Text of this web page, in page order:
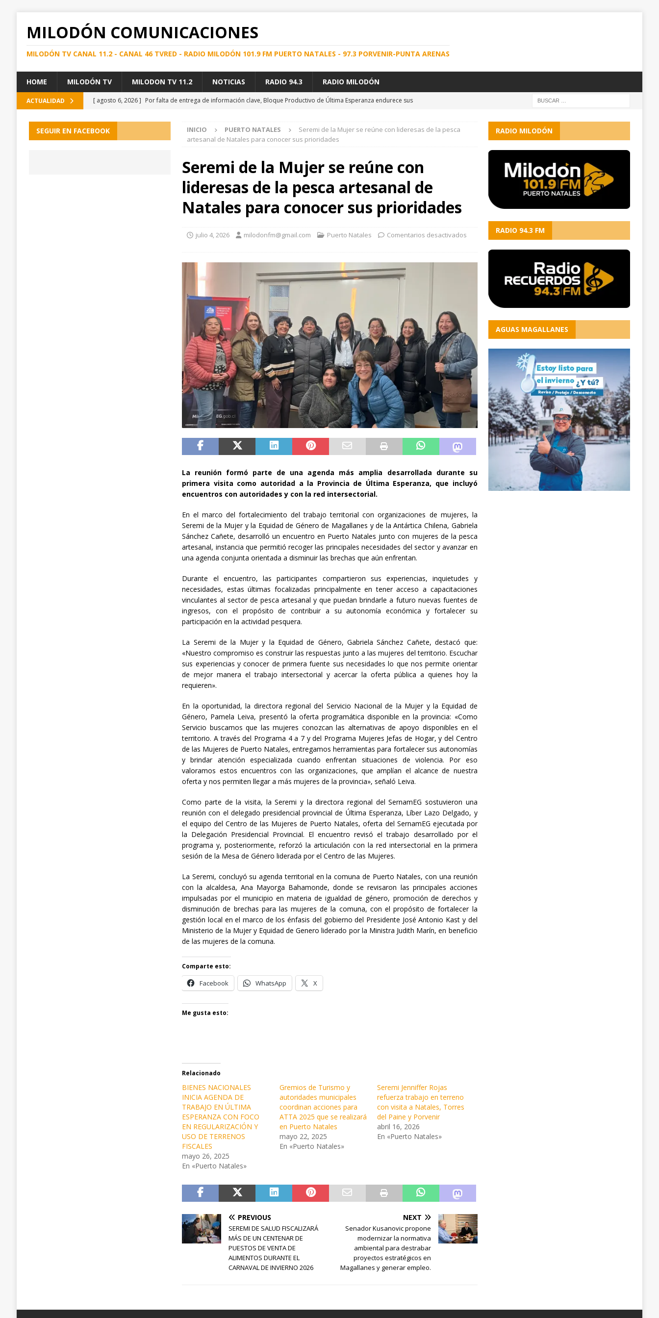
MILODÓN COMUNICACIONES
MILODÓN TV CANAL 11.2 - CANAL 46 TVRED - RADIO MILODÓN 101.9 FM PUERTO NATALES - 97.3 PORVENIR-PUNTA ARENAS
HOME MILODÓN TV MILODON TV 11.2 NOTICIAS RADIO 94.3 RADIO MILODÓN
ACTUALIDAD [ agosto 6, 2026 ] Por falta de entrega de información clave, Bloque Productivo de Última Esperanza endurece sus
[ agosto 6, 2026 ]
Detienen en los canales australes a prófugo por delito de explotación sexual
PUNTA ARENAS
Incorporando necesidades de la comunidad, se dio inicio a nuevo servicio terrestre que une
PUERTO NATALES
MTT INFORMA CONTINUIDAD DEL SERVICIO MARÍTIMO SUBSIDIADO AYSÉN – MAGALLANES
INICIO PUERTO NATALES
Seremi de la Mujer se reúne con lideresas de la pesca
artesanal de Natales para conocer sus prioridades
Seremi de la Mujer se reúne con
lideresas de la pesca artesanal de
Natales para conocer sus prioridades
julio 4, 2026 milodonfm@gmail.com Puerto Natales Comentarios desactivados
La reunión formó parte de una agenda más amplia desarrollada durante su
primera visita como autoridad a la Provincia de Última Esperanza, que incluyó
encuentros con autoridades y con la red intersectorial.
En el marco del fortalecimiento del trabajo territorial con organizaciones de mujeres, la
Seremi de la Mujer y la Equidad de Género de Magallanes y de la Antártica Chilena, Gabriela
Sánchez Cañete, desarrolló un encuentro en Puerto Natales junto con mujeres de la pesca
artesanal, instancia que permitió recoger las principales necesidades del sector y avanzar en
una agenda conjunta orientada a disminuir las brechas que aún enfrentan.
Durante el encuentro, las participantes compartieron sus experiencias, inquietudes y
necesidades, estas últimas focalizadas principalmente en tener acceso a capacitaciones
vinculantes al sector de pesca artesanal y que puedan brindarle a futuro nuevas fuentes de
ingresos, con el propósito de contribuir a su autonomía económica y fortalecer su
participación en la actividad pesquera.
La Seremi de la Mujer y la Equidad de Género, Gabriela Sánchez Cañete, destacó que:
«Nuestro compromiso es construir las respuestas junto a las mujeres del territorio. Escuchar
sus experiencias y conocer de primera fuente sus necesidades lo que nos permite orientar
de mejor manera el trabajo intersectorial y acercar la oferta pública a quienes hoy la
requieren».
En la oportunidad, la directora regional del Servicio Nacional de la Mujer y la Equidad de
Género, Pamela Leiva, presentó la oferta programática disponible en la provincia: «Como
Servicio buscamos que las mujeres conozcan las alternativas de apoyo disponibles en el
territorio. A través del Programa 4 a 7 y del Programa Mujeres Jefas de Hogar, y del Centro
de las Mujeres de Puerto Natales, entregamos herramientas para fortalecer sus autonomías
y brindar atención especializada cuando enfrentan situaciones de violencia. Por eso
valoramos estos encuentros con las organizaciones, que amplían el alcance de nuestra
oferta y nos permiten llegar a más mujeres de la provincia», señaló Leiva.
Como parte de la visita, la Seremi y la directora regional del SernamEG sostuvieron una
reunión con el delegado presidencial provincial de Última Esperanza, Líber Lazo Delgado, y
el equipo del Centro de las Mujeres de Puerto Natales, oferta del SernamEG ejecutada por
la Delegación Presidencial Provincial. El encuentro revisó el trabajo desarrollado por el
programa y, posteriormente, reforzó la articulación con la red intersectorial en la primera
sesión de la Mesa de Género liderada por el Centro de las Mujeres.
La Seremi, concluyó su agenda territorial en la comuna de Puerto Natales, con una reunión
con la alcaldesa, Ana Mayorga Bahamonde, donde se revisaron las principales acciones
impulsadas por el municipio en materia de igualdad de género, promoción de derechos y
disminución de brechas para las mujeres de la comuna, con el propósito de fortalecer la
gestión local en el marco de los énfasis del gobierno del Presidente José Antonio Kast y del
Ministerio de la Mujer y Equidad de Genero liderado por la Ministra Judith Marín, en beneficio
de las mujeres de la comuna.
Comparte esto:
Facebook WhatsApp X
Me gusta esto:
Relacionado
BIENES NACIONALES
INICIA AGENDA DE
TRABAJO EN ÚLTIMA
ESPERANZA CON FOCO
EN REGULARIZACIÓN Y
USO DE TERRENOS
FISCALES
mayo 26, 2025
En «Puerto Natales»
Gremios de Turismo y
autoridades municipales
coordinan acciones para
ATTA 2025 que se realizará
en Puerto Natales
mayo 22, 2025
En «Puerto Natales»
Seremi Jenniffer Rojas
refuerza trabajo en terreno
con visita a Natales, Torres
del Paine y Porvenir
abril 16, 2026
En «Puerto Natales»
PREVIOUS
SEREMI DE SALUD FISCALIZARÁ
MÁS DE UN CENTENAR DE
PUESTOS DE VENTA DE
ALIMENTOS DURANTE EL
CARNAVAL DE INVIERNO 2026
NEXT
Senador Kusanovic propone
modernizar la normativa
ambiental para destrabar
proyectos estratégicos en
Magallanes y generar empleo.
SEGUIR EN FACEBOOK RADIO MILODÓN
RADIO 94.3 FM
AGUAS MAGALLANES